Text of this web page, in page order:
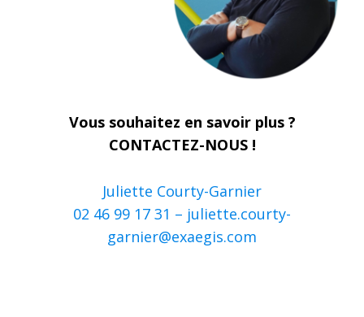
Vous souhaitez en savoir plus ?
CONTACTEZ-NOUS !
Juliette Courty-Garnier
02 46 99 17 31 – juliette.courty-
garnier@exaegis.com